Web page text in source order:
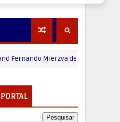
Mierzva deseja um Feliz dia dos